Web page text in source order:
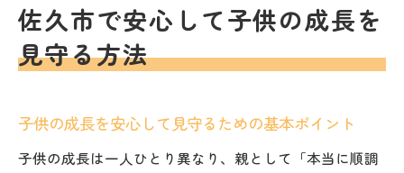
佐久市で安心して子供の成長を
見守る方法
子供の成長を安心して見守るための基本ポイント
子供の成長は一人ひとり異なり、親として「本当に順調